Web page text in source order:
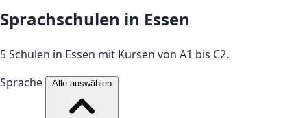
Sprachschulen in Essen
5 Schulen in Essen mit Kursen von A1 bis C2.
Sprache
Alle auswählen